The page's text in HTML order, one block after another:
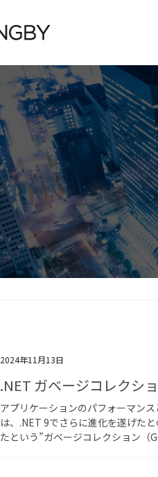
2024年11月13日
.NET ガベージコレクシ
アプリケーションのパフォーマン
は、.NET 9でさらに進化を遂げた
たという”ガベージコレクション（